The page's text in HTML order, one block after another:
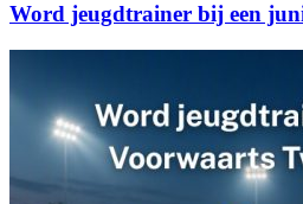
Word jeugdtrainer bij een